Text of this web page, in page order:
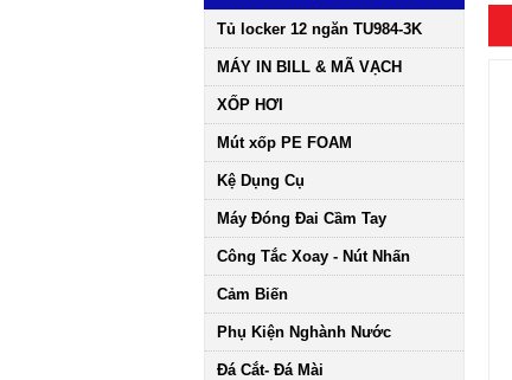
Tủ locker 12 ngăn TU984-3K
MÁY IN BILL & MÃ VẠCH
XỐP HƠI
Mút xốp PE FOAM
Kệ Dụng Cụ
Máy Đóng Đai Cầm Tay
Công Tắc Xoay - Nút Nhấn
Cảm Biến
Phụ Kiện Nghành Nước
Đá Cắt- Đá Mài